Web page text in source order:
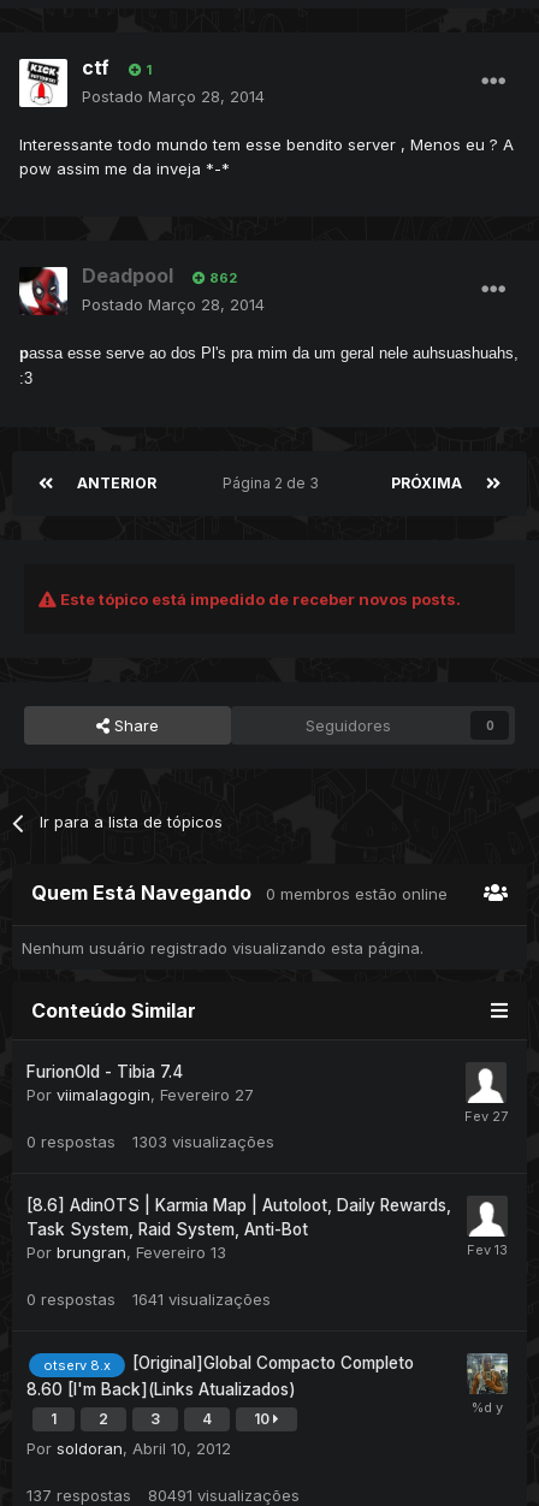
ctf 1
Postado Março 28, 2014
Interessante todo mundo tem esse bendito server , Menos eu ? A
pow assim me da inveja *-*
Deadpool 862
Postado Março 28, 2014
passa esse serve ao dos Pl's pra mim da um geral nele auhsuashuahs,
:3
ANTERIOR PRÓXIMA
Página 2 de 3
Este tópico está impedido de receber novos posts.
Share Seguidores 0
Ir para a lista de tópicos
Quem Está Navegando 0 membros estão online
Nenhum usuário registrado visualizando esta página.
Conteúdo Similar
FurionOld - Tibia 7.4
Por viimalagogin, Fevereiro 27
0 respostas 1303 visualizações
[8.6] AdinOTS | Karmia Map | Autoloot, Daily Rewards,
Task System, Raid System, Anti-Bot
Por brungran, Fevereiro 13
0 respostas 1641 visualizações
otserv 8.x
[Original]Global Compacto Completo
8.60 [I'm Back](Links Atualizados)
1 2 3 4 10
Por soldoran, Abril 10, 2012
137 respostas 80491 visualizações